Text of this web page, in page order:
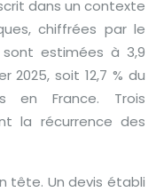
dans un contexte
chiffrées par le
sont estimées à 3,9
2025, soit 12,7 % du
en France. Trois
la récurrence des
tête. Un devis établi